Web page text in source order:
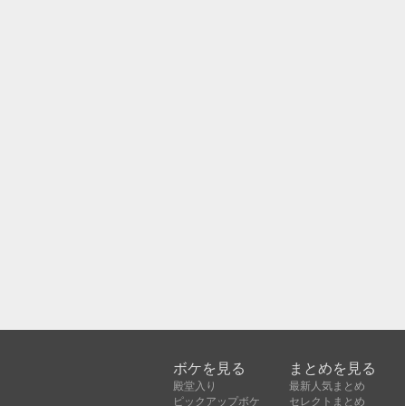
ボケを見る
殿堂入り
ピックアップボケ
まとめを見る
最新人気まとめ
セレクトまとめ